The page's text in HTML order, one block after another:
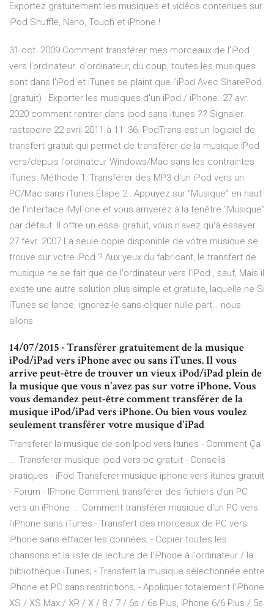
Exportez gratuitement les musiques et vidéos contenues sur
iPod Shuffle, Nano, Touch et iPhone !
31 oct. 2009 Comment transférer mes morceaux de l'iPod
vers l'ordinateur. d'ordinateur, du coup, toutes les musiques
sont dans l'iPod et iTunes se plaint que l'iPod Avec SharePod
(gratuit) : Exporter les musiques d'un iPod / iPhone. 27 avr.
2020 comment rentrer dans ipod sans itunes ?? Signaler.
rastapoire 22 avril 2011 à 11 :36. PodTrans est un logiciel de
transfert gratuit qui permet de transférer de la musique iPod
vers/depuis l'ordinateur Windows/Mac sans les contraintes
iTunes. Méthode 1: Transférer des MP3 d'un iPod vers un
PC/Mac sans iTunes Étape 2 : Appuyez sur “Musique” en haut
de l'interface iMyFone et vous arriverez à la fenêtre “Musique”
par défaut. Il offre un essai gratuit, vous n'avez qu'à essayer.
27 févr. 2007 La seule copie disponible de votre musique se
trouve sur votre iPod ? Aux yeux du fabricant, le transfert de
musique ne se fait que de l'ordinateur vers l'iPod , sauf, Mais il
existe une autre solution plus simple et gratuite, laquelle ne Si
iTunes se lance, ignorez-le sans cliquer nulle part… nous
allons
14/07/2015 · Transférer gratuitement de la musique
iPod/iPad vers iPhone avec ou sans iTunes. Il vous
arrive peut-être de trouver un vieux iPod/iPad plein de
la musique que vous n'avez pas sur votre iPhone. Vous
vous demandez peut-être comment transférer de la
musique iPod/iPad vers iPhone. Ou bien vous voulez
seulement transférer votre musique d'iPad
Transferer la musique de son Ipod vers Itunes - Comment Ça
... Transferer musique ipod vers pc gratuit - Conseils
pratiques - iPod Transferer musique iphone vers itunes gratuit
- Forum - IPhone Comment transférer des fichiers d’un PC
vers un iPhone ... Comment transférer musique d'un PC vers
l'iPhone sans iTunes - Transfert des morceaux de PC vers
iPhone sans effacer les données; - Copier toutes les
chansons et la liste de lecture de l'iPhone à l'ordinateur / la
bibliothèque iTunes; - Transfert la musique sélectionnée entre
iPhone et PC sans restrictions; - Appliquer totalement l'iPhone
XS / XS Max / XR / X / 8 / 7 / 6s / 6s Plus, iPhone 6/6 Plus / 5s